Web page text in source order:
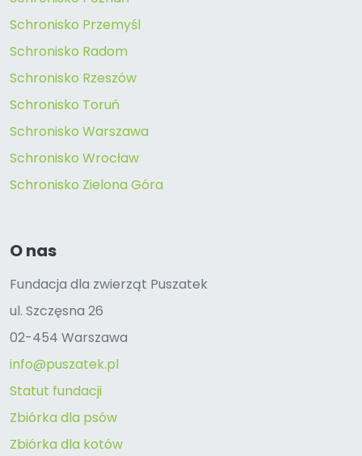
Schronisko Przemyśl
Schronisko Radom
Schronisko Rzeszów
Schronisko Toruń
Schronisko Warszawa
Schronisko Wrocław
Schronisko Zielona Góra
O nas
Fundacja dla zwierząt Puszatek
ul. Szczęsna 26
02-454 Warszawa
info@puszatek.pl
Statut fundacji
Zbiórka dla psów
Zbiórka dla kotów